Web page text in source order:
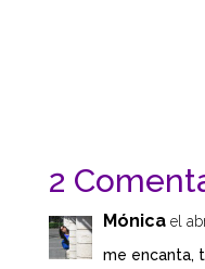
2
Mónica el
me encanta,